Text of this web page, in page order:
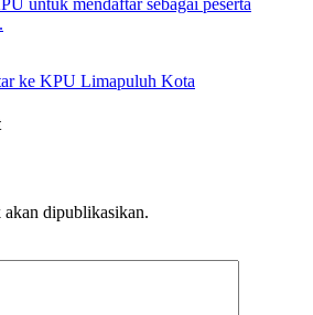
ke KPU Limapuluh Kota
dipublikasikan.